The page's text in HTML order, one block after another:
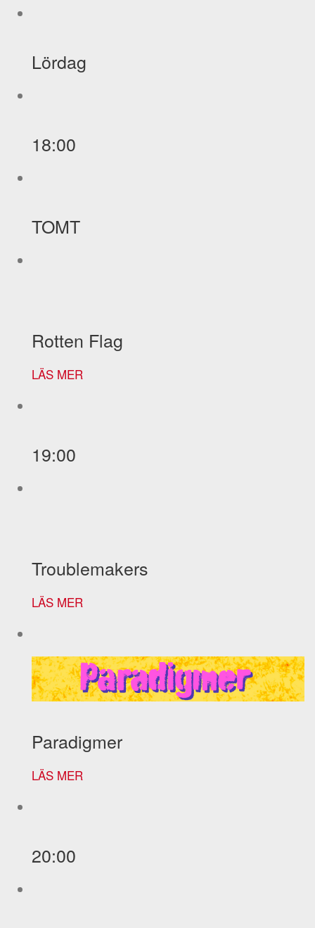
Lördag
18:00
TOMT
Rotten Flag
LÄS MER
19:00
Troublemakers
LÄS MER
Paradigmer
LÄS MER
20:00